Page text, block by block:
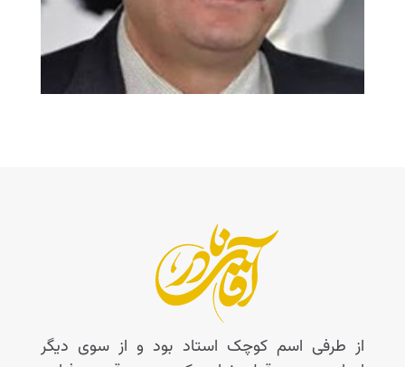
از طرفی اسم کوچک استاد بود و از سوی دیگر